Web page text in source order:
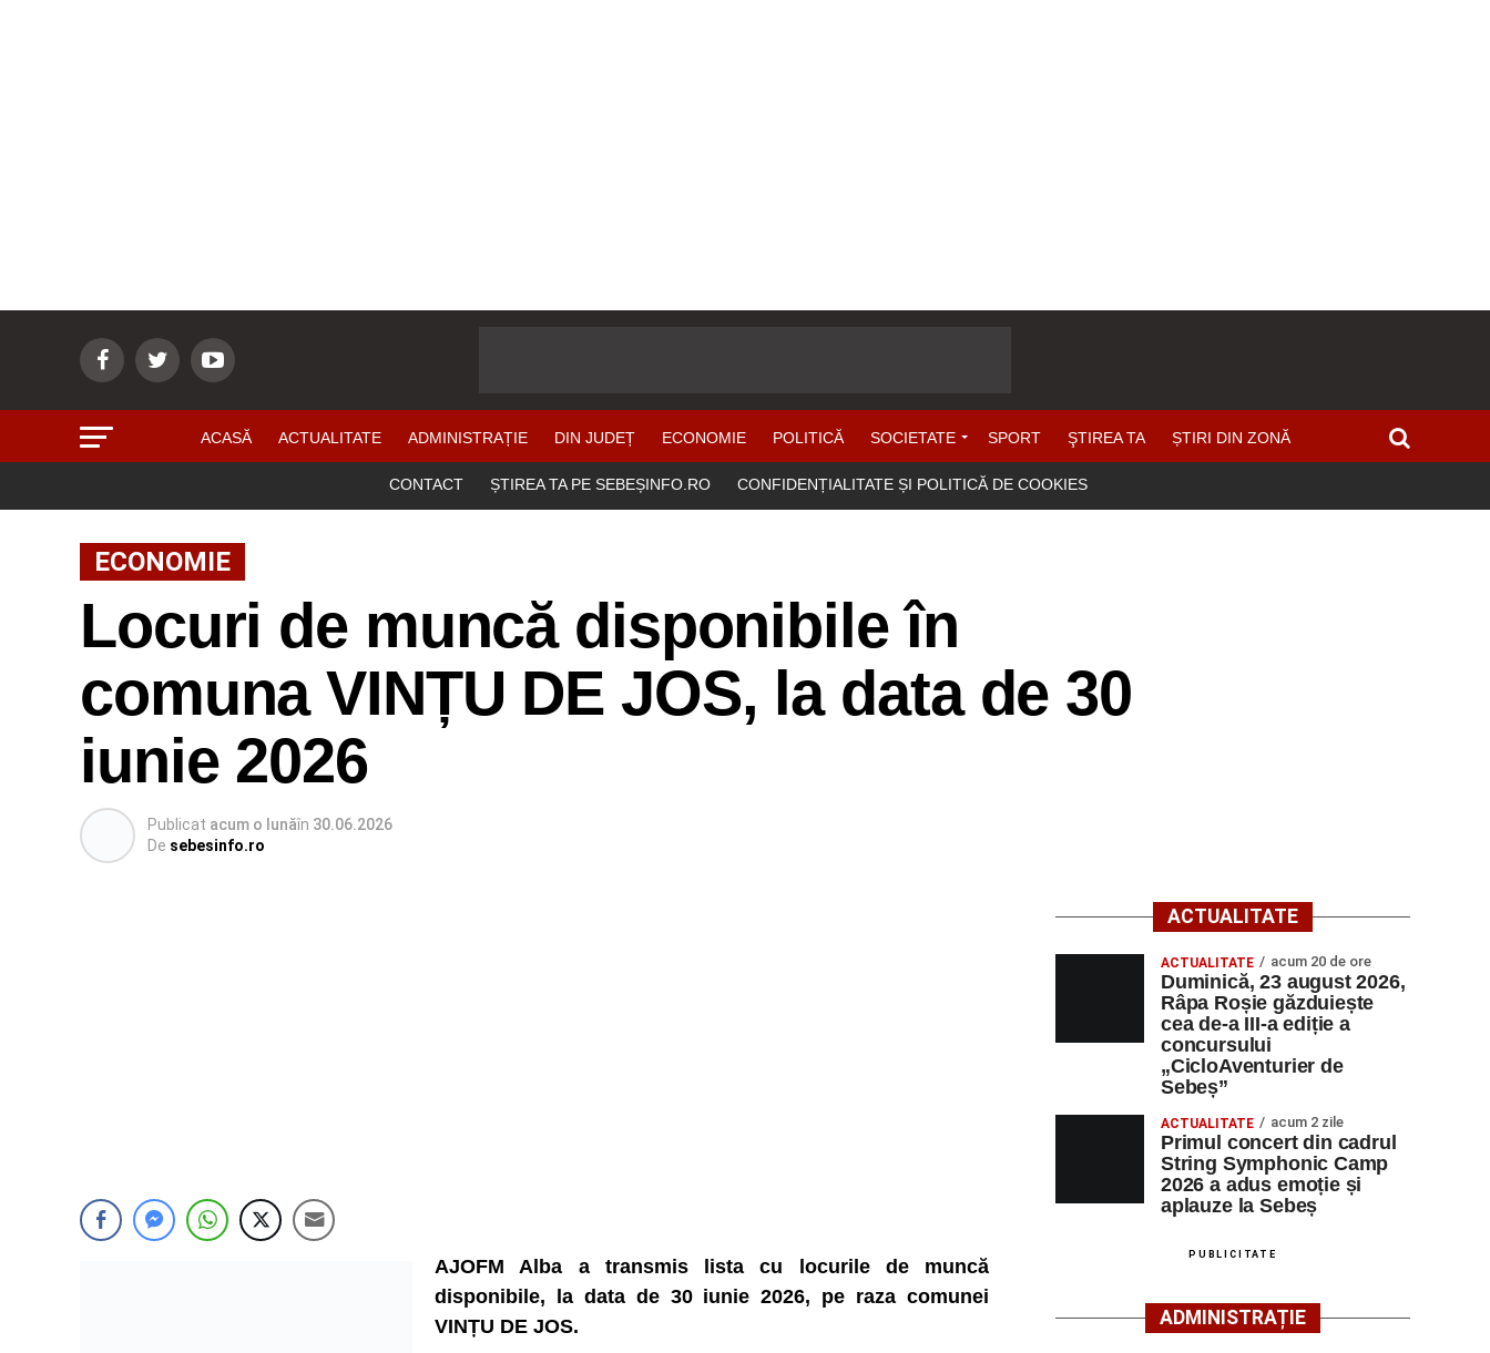
ACASĂ ACTUALITATE ADMINISTRAȚIE DIN JUDEȚ ECONOMIE POLITICĂ SOCIETATE SPORT ŞTIREA TA ȘTIRI DIN ZONĂ
CONTACT ȘTIREA TA PE SEBEȘINFO.RO CONFIDENȚIALITATE ȘI POLITICĂ DE COOKIES
ECONOMIE
Locuri de muncă disponibile în
comuna VINȚU DE JOS, la data de 30
iunie 2026
Publicat acum o lunăîn 30.06.2026
De sebesinfo.ro
AJOFM Alba a transmis lista cu locurile de muncă
disponibile, la data de 30 iunie 2026, pe raza comunei
VINȚU DE JOS.
ACTUALITATE
ACTUALITATE acum 20 de ore
Duminică, 23 august 2026,
Râpa Roșie găzduiește
cea de-a III-a ediție a
concursului
„CicloAventurier de
Sebeș”
ACTUALITATE acum 2 zile
Primul concert din cadrul
String Symphonic Camp
2026 a adus emoție și
aplauze la Sebeș
PUBLICITATE
ADMINISTRAȚIE